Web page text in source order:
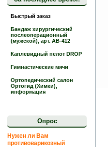
Быстрый заказ
Бандаж хирургический
послеоперационный
(мужской), арт. АВ-412
Каплевидный пелот DROP
Гимнастические мячи
Ортопедический салон
Ортогид (Химки),
информация
Опрос
Нужен ли Вам
противоварикозный